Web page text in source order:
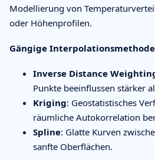
Modellierung von
oder Höhenprofilen.
Gängige
Inverse Distance
Punkte beeinflussen stärker
Kriging: Geostatistisches
räumliche Autokorrelation
Spline: Glatte Kurven
sanfte Oberflächen.